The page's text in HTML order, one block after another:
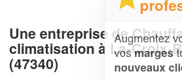
Une entreprise de
climatisation à La-Croix-
(47340)
Augmentez votre
vos margestout en
nouveaux clients!